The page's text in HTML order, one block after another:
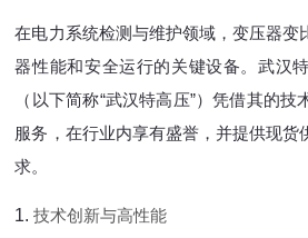
在电力系统检测与维护领域，变压器变
器性能和安全运行的关键设备。武汉
（以下简称“武汉特高压”）凭借其的
服务，在行业内享有盛誉，并提供现货
求。
1.技术创新与高性能